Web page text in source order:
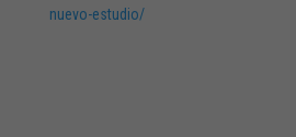
nuevo-estudio/